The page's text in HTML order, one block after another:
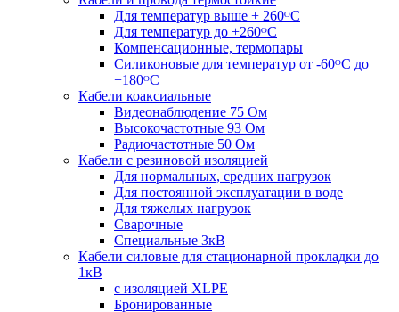
Для температур выше + 260ᴼС
Для температур до +260ᴼС
Компенсационные, термопары
Силиконовые для температур от -60ᴼC до
+180ᴼС
Кабели коаксиальные
Видеонаблюдение 75 Ом
Высокочастотные 93 Ом
Радиочастотные 50 Ом
Кабели с резиновой изоляцией
Для нормальных, средних нагрузок
Для постоянной эксплуатации в воде
Для тяжелых нагрузок
Сварочные
Специальные 3кВ
Кабели силовые для стационарной прокладки до
1кВ
c изоляцией XLPE
Бронированные